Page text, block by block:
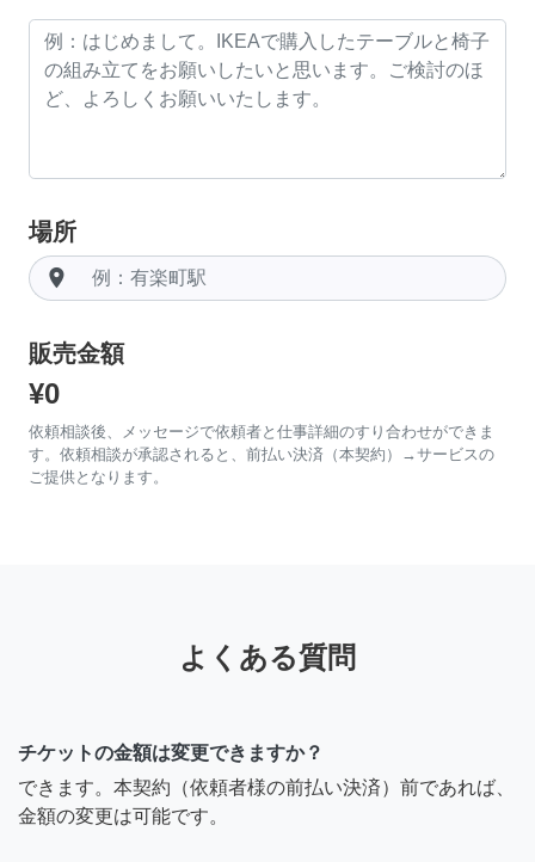
場所
room
販売金額
¥0
依頼相談後、メッセージで依頼者と仕事詳細のすり合わせができま
す。依頼相談が承認されると、前払い決済（本契約）→サービスの
ご提供となります。
よくある質問
チケットの金額は変更できますか？
できます。本契約（依頼者様の前払い決済）前であれば、
金額の変更は可能です。